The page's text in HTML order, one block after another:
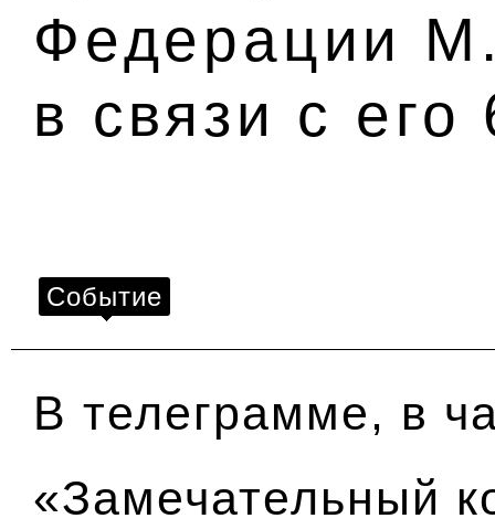
Федерации
в связи с
Событие
В телеграмме, в
«Замечательный